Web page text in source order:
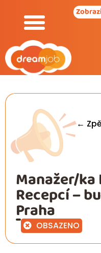
←
Manažer/
Recepcí –
Praha
OBSAZENO